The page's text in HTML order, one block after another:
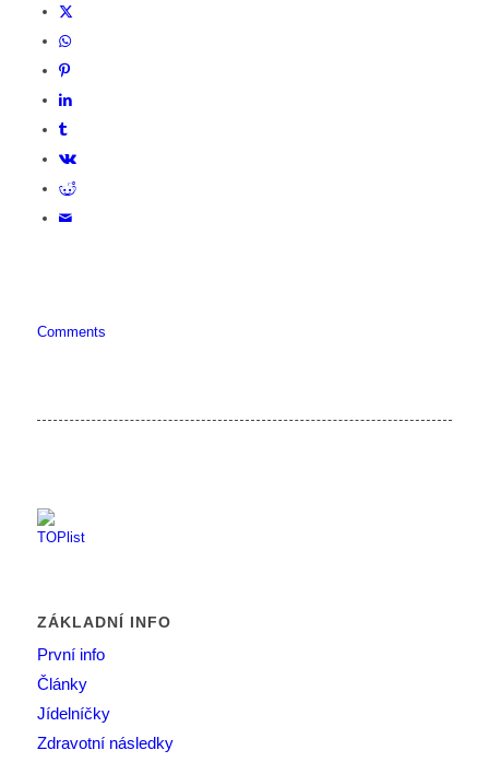
Comments
ZÁKLADNÍ INFO
První info
Články
Jídelníčky
Zdravotní následky